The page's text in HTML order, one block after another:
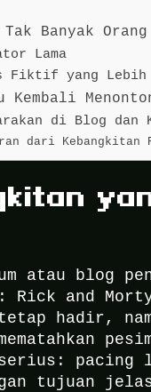
Banyak
Lama
Fiktif yang Lebih
Kembali
di Blog dan
dari Kebangkitan
atau blog
Rick and
hadir,
serius:
tujuan